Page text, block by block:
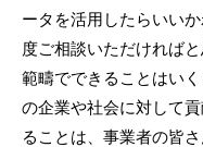
ータを活用したらいい
度ご相談いただければ
範疇でできることはい
の企業や社会に対して
ることは、事業者の皆